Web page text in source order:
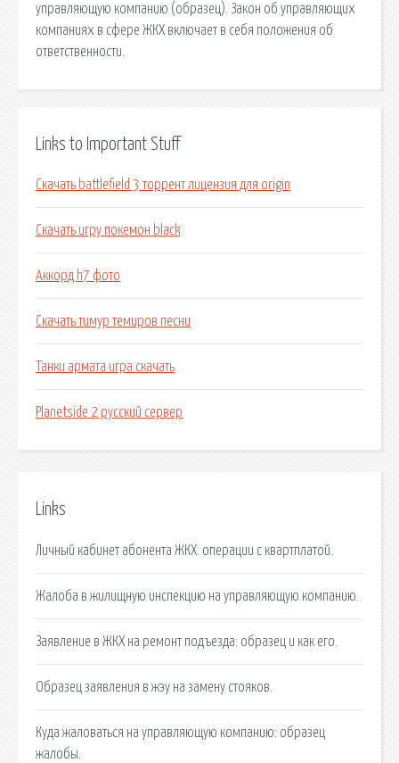
управляющую компанию (образец). Закон об управляющих
компаниях в сфере ЖКХ включает в себя положения об
ответственности.
Links to Important Stuff
Скачать battlefield 3 торрент лицензия для origin
Скачать игру покемон black
Аккорд h7 фото
Скачать тимур темиров песни
Танки армата игра скачать
Planetside 2 русский сервер
Links
Личный кабинет абонента ЖКХ: операции с квартплатой.
Жалоба в жилищную инспекцию на управляющую компанию.
Заявление в ЖКХ на ремонт подъезда: образец и как его.
Образец заявления в жэу на замену стояков.
Куда жаловаться на управляющую компанию: образец
жалобы.